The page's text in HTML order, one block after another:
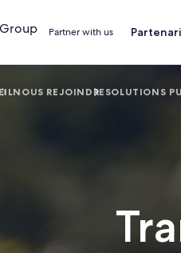
Partner with us
NOUS REJOINDRE SOLUTIONS